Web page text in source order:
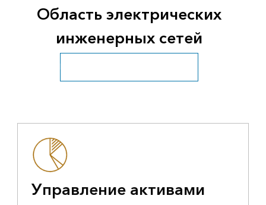
Область электрических
инженерных сетей
Посмотреть все инженерные сети
Управление активами